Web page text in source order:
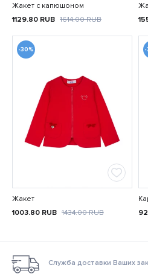
Жакет с капюшоном
1129.80 RUB 1614.00RUB
-30%
Жакет
1003.80 RUB 1434.00RUB
-
Служба доставки Ваших